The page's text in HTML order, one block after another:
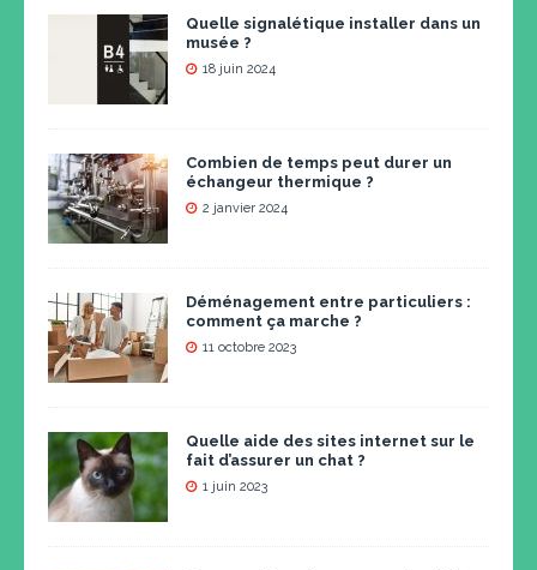
Quelle signalétique installer dans un
musée ?
18 juin 2024
Combien de temps peut durer un
échangeur thermique ?
2 janvier 2024
Déménagement entre particuliers :
comment ça marche ?
11 octobre 2023
Quelle aide des sites internet sur le
fait d’assurer un chat ?
1 juin 2023